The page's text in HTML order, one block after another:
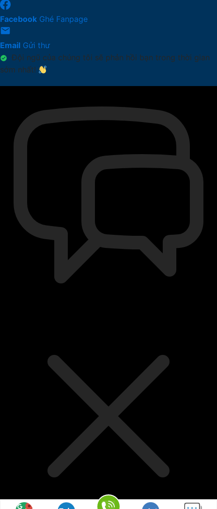
Facebook Ghé Fanpage
Email Gửi thư
Đội ngũ của chúng tôi sẽ phản hồi bạn trong thời gian
sớm nhất!